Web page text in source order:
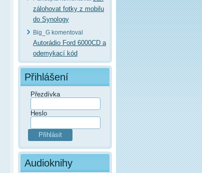
zálohovat fotky z mobilu
do Synology
Big_G komentoval
Autorádio Ford 6000CD a
odemykací kód
Přihlášení
Přezdívka
Heslo
Audioknihy